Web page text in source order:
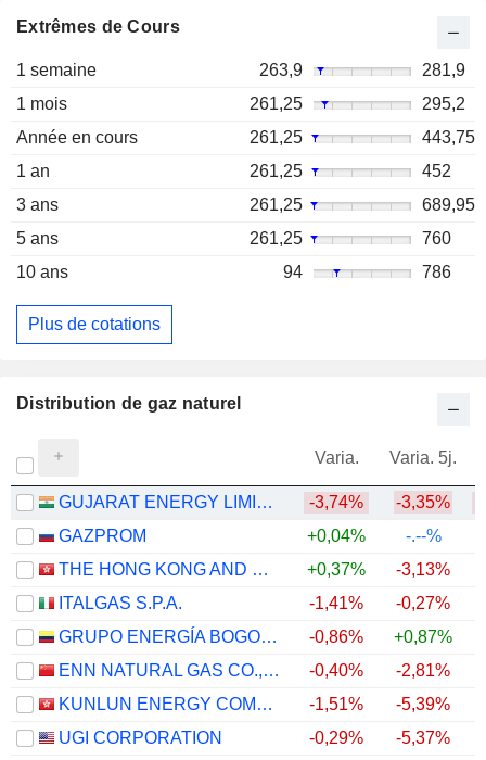
Extrêmes de Cours
1 semaine 263,9
281,9
1 mois
261,25
295,2
Année en cours
261,25
443,75
1 an
261,25
452
3 ans
261,25
689,95
5 ans
261,25
760
10 ans
94 786
Plus de cotations
Distribution de gaz naturel
Varia. Varia. 5j.
GUJARAT ENERGY LIMITED -3,74% -3,35%
GAZPROM
+0,04%
-.--%
THE HONG KONG AND CHINA GAS COMPANY LIMITED
+0,37% -3,13%
ITALGAS S.P.A.
-1,41% -0,27%
GRUPO ENERGÍA BOGOTÁ S.A. E.S.P.
-0,86% +0,87%
ENN NATURAL GAS CO., LTD.
-0,40% -2,81%
KUNLUN ENERGY COMPANY LIMITED
-1,51% -5,39%
UGI CORPORATION
-0,29% -5,37%